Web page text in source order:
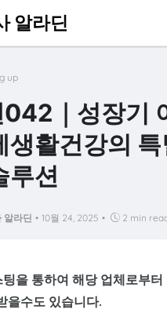
알라딘
up
｜성장기
생활건강의 특
루션
알라딘 • 10월 24, 2025 • 2 min
을 통하여 해당 업체로부터
을수도 있습니다.